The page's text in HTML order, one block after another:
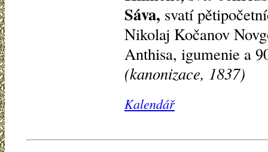
Sáva, svatí
Nikolaj Kočanov
Anthisa, igumenie a
(kanonizace, 1837)
Kalendář